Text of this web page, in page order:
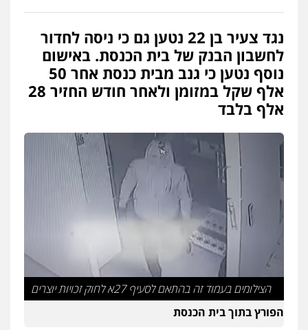
משרד עורכי דין חן ברוך
פלילי דיני תעבורה מעצרים וחקירות
0505078733
עו"ד קארין לגטיוי
פלילי פשיעה חמורה מעצרים וחקירות
0507446995
משרד עורכי דין טאי שרקי
פלילי אסירים תעבורה מרב"ד
0547556464
אברהם שהבזי – משרד עורכי דין
מיסים כלכלי פלילי פשיעה כלכלית הלבנת
הון
0504456555
נגד צעיר בן 22 נטען גם כי ניסה לחדור
לחשבון הבנק של בית הכנסת. באישום
נוסף נטען כי גנב מבית כנסת אחר 50
אלף שקל במזומן ולאחר חודש החזיר 28
אלף בלבד
הצילומים בעמוד זה בהתאם לסעיף 27א לחוק זכויות יוצרים
הפורץ בתוך בית הכנסת